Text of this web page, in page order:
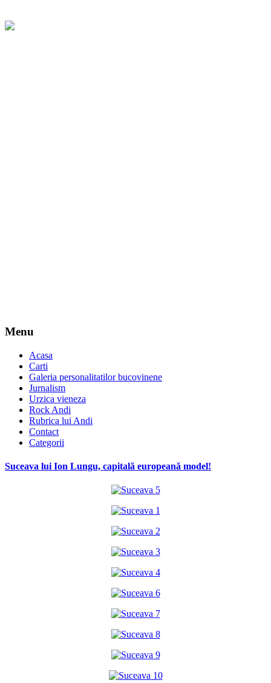
Menu
Acasa
Carti
Galeria personalitatilor bucovinene
Jurnalism
Urzica vieneza
Rock Andi
Rubrica lui Andi
Contact
Categorii
Suceava lui Ion Lungu, capitală europeană model!